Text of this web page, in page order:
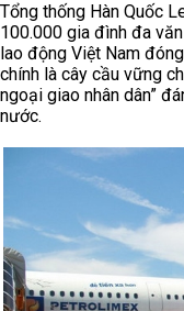
Tổng thống Hàn Quốc
100.000 gia đình đa
lao động Việt Nam
chính là cây cầu vững
ngoại giao nhân dân”
nước.